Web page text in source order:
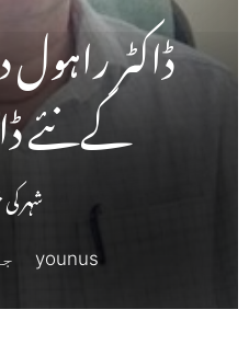
ڈاکٹر
کےنئے
شہر
younus